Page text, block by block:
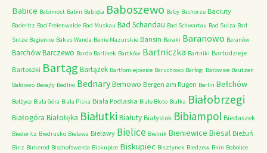
Babice Babimost Babin Babięta Baboszewo Baby Bachorze Baciuty
Baderitz Bad Freienwalde Bad Muskau Bad Schandau Bad Schwartau Bad Sulza Bad
Sulze Bagienice Bakus Wanda Banie Mazurskie Bansin Baraki Baranowo Baranów
BarchówBarczewo Bardo Barlinek Bartków Bartniczka Bartniki Bartodzieje
Bartoszki Bartąg Bartążek Bartłomiejowice Baruchowo Barłogi Batowice Bautzen
Bałdowo Becejły Bedlno BednaryBemowo Bergen am Rugen Berlin Bełchów
Bełżyce Biała Góra Biała Piska Biała Podlaska Białe Błoto Białka Białobrzegi
Białogóra Białołęka Białutki Białuty Białystok Bibiampol Biedaszek
Biederitz Biedrusko Bielawa Bielawy Bielice Bielnik Bieniewice Biesal Bieżuń
Binz Birkerod Bischofswerda Biskupice Biskupiec Bisztynek Bledzew Bnin Bobolice